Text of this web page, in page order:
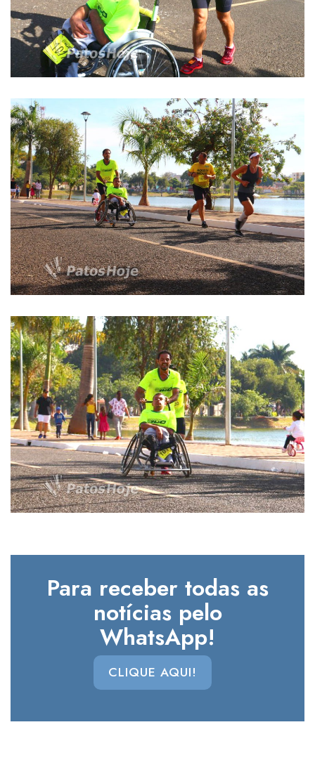
Para receber todas as
notícias pelo
WhatsApp!
CLIQUE AQUI!